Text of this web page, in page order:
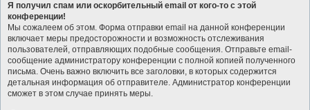
Я получил спам или оскорбительный email от кого-то с этой
конференции!
Мы сожалеем об этом. Форма отправки email на данной конференции
включает меры предосторожности и возможность отслеживания
пользователей, отправляющих подобные сообщения. Отправьте email-
сообщение администратору конференции с полной копией полученного
письма. Очень важно включить все заголовки, в которых содержится
детальная информация об отправителе. Администратор конференции
сможет в этом случае принять меры.